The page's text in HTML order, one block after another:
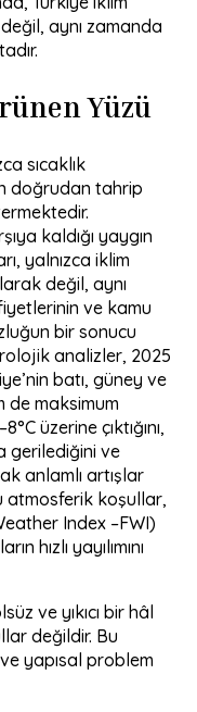
aynı zamanda
Yüzü
sıcaklık
doğrudan tahrip
kaldığı yaygın
yalnızca iklim
değil, aynı
ve kamu
bir sonucu
analizler, 2025
batı, güney ve
de maksimum
üzerine çıktığını,
gerilediğini ve
anlamlı artışlar
atmosferik koşullar,
Index –FWI)
hızlı yayılımını
ve yıkıcı bir hâl
değildir. Bu
yapısal problem